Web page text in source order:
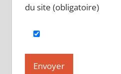
du site (obligatoire)